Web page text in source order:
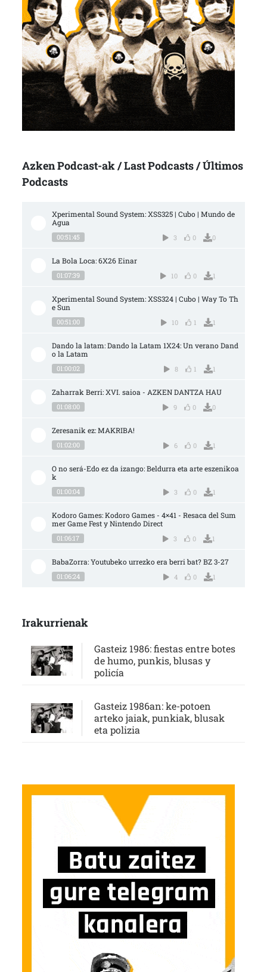
Azken Podcast-ak / Last Podcasts / Últimos
Podcasts
Xperimental Sound System: XSS325 | Cubo | Mundo de
Agua
00:51:45 3 0 0
La Bola Loca: 6X26 Einar
01:07:39 10 0 1
Xperimental Sound System: XSS324 | Cubo | Way To Th
e Sun
00:51:00 10 1 1
Dando la latam: Dando la Latam 1X24: Un verano Dand
o la Latam
01:00:02 8 1 1
Zaharrak Berri: XVI. saioa - AZKEN DANTZA HAU
01:08:00 9 0 0
Zeresanik ez: MAKRIBA!
01:02:00 6 0 1
O no será-Edo ez da izango: Beldurra eta arte eszenikoa
k
01:00:04 3 0 1
Kodoro Games: Kodoro Games - 4×41 - Resaca del Sum
mer Game Fest y Nintendo Direct
01:06:17 3 0 1
BabaZorra: Youtubeko urrezko era berri bat? BZ 3-27
01:06:24 4 0 1
Irakurrienak
Gasteiz 1986: fiestas entre botes
de humo, punkis, blusas y
policía
Gasteiz 1986an: ke-potoen
arteko jaiak, punkiak, blusak
eta polizia